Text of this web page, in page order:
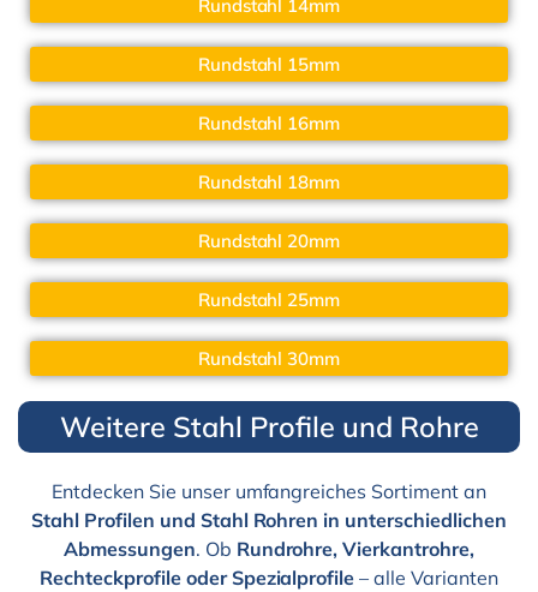
Rundstahl 14mm
Rundstahl 15mm
Rundstahl 16mm
Rundstahl 18mm
Rundstahl 20mm
Rundstahl 25mm
Rundstahl 30mm
Weitere Stahl Profile und Rohre
Entdecken Sie unser umfangreiches Sortiment an
Stahl Profilen und Stahl Rohren in unterschiedlichen
Abmessungen. Ob Rundrohre, Vierkantrohre,
Rechteckprofile oder Spezialprofile – alle Varianten